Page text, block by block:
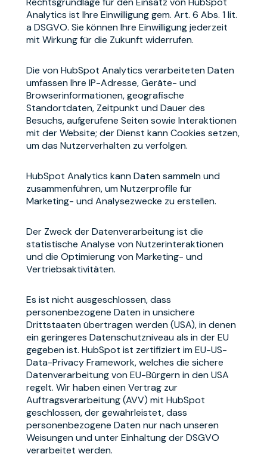
Analytics ist Ihre Einwilligung gem. Art. 6 Abs. 1 lit.
a DSGVO. Sie können Ihre Einwilligung jederzeit
mit Wirkung für die Zukunft widerrufen.
Die von HubSpot Analytics verarbeiteten Daten
umfassen Ihre IP-Adresse, Geräte- und
Browserinformationen, geografische
Standortdaten, Zeitpunkt und Dauer des
Besuchs, aufgerufene Seiten sowie Interaktionen
mit der Website; der Dienst kann Cookies setzen,
um das Nutzerverhalten zu verfolgen.
HubSpot Analytics kann Daten sammeln und
zusammenführen, um Nutzerprofile für
Marketing- und Analysezwecke zu erstellen.
Der Zweck der Datenverarbeitung ist die
statistische Analyse von Nutzerinteraktionen
und die Optimierung von Marketing- und
Vertriebsaktivitäten.
Es ist nicht ausgeschlossen, dass
personenbezogene Daten in unsichere
Drittstaaten übertragen werden (USA), in denen
ein geringeres Datenschutzniveau als in der EU
gegeben ist. HubSpot ist zertifiziert im EU-US-
Data-Privacy Framework, welches die sichere
Datenverarbeitung von EU-Bürgern in den USA
regelt. Wir haben einen Vertrag zur
Auftragsverarbeitung (AVV) mit HubSpot
geschlossen, der gewährleistet, dass
personenbezogene Daten nur nach unseren
Weisungen und unter Einhaltung der DSGVO
verarbeitet werden.